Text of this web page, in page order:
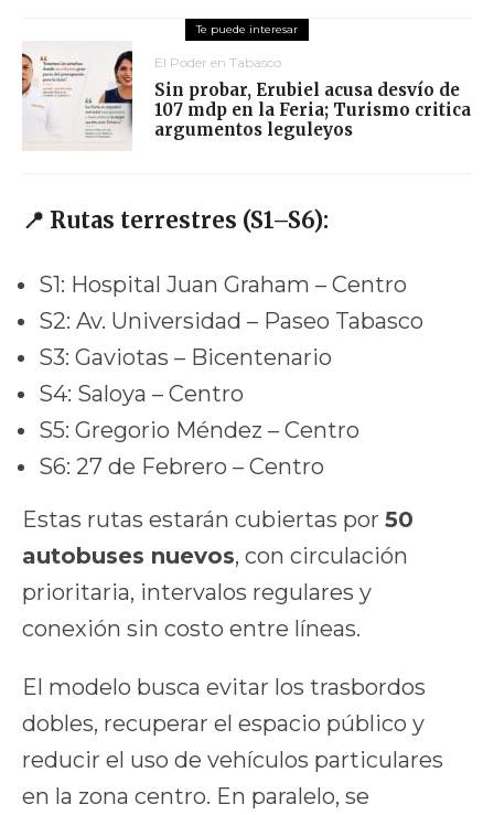
El Poder en Tabasco
Sin probar, Erubiel acusa desvío de
107 mdp en la Feria; Turismo critica
argumentos leguleyos
📍 Rutas terrestres (S1–S6):
S1: Hospital Juan Graham – Centro
S2: Av. Universidad – Paseo Tabasco
S3: Gaviotas – Bicentenario
S4: Saloya – Centro
S5: Gregorio Méndez – Centro
S6: 27 de Febrero – Centro
Estas rutas estarán cubiertas por 50
autobuses nuevos, con circulación
prioritaria, intervalos regulares y
conexión sin costo entre líneas.
El modelo busca evitar los trasbordos
dobles, recuperar el espacio público y
reducir el uso de vehículos particulares
en la zona centro. En paralelo, se